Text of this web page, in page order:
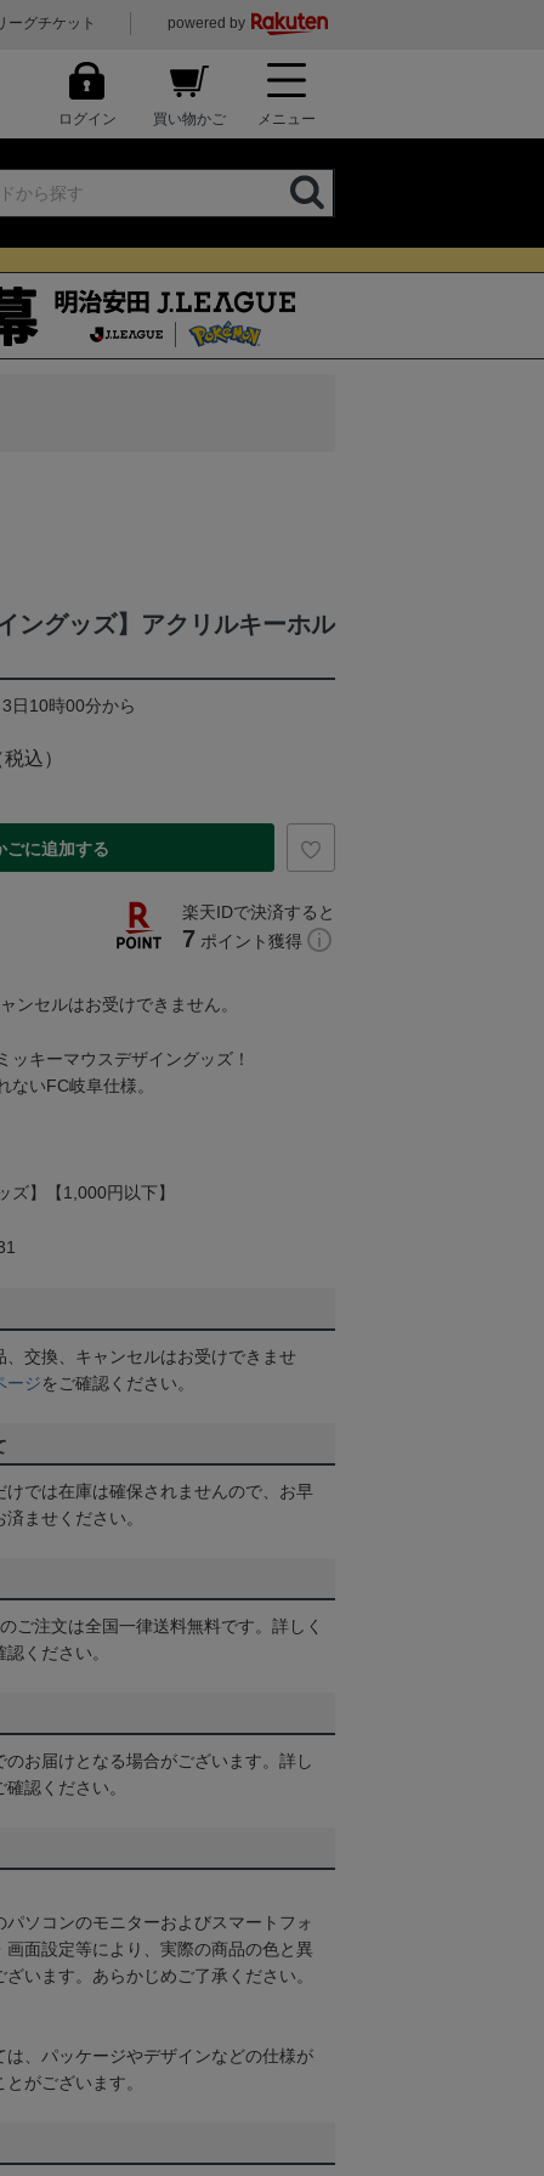
ーグチケット powered by
ログイン 買い物かご メニュー
ングッズ】アクリルキーホル
日10時00分から
込）
ごに追加する
楽天IDで決済すると
7 ポイント獲得
ンセルはお受けできません。
ッキーマウスデザイングッズ！
ないFC岐阜仕様。
ズ】【1,000円以下】
交換、キャンセルはお受けできませ
ージをご確認ください。
けでは在庫は確保されませんので、お早
ませください。
ご注文は全国一律送料無料です。詳しく
認ください。
お届けとなる場合がございます。詳し
確認ください。
ソコンのモニターおよびスマートフォ
画面設定等により、実際の商品の色と異
います。あらかじめご了承ください。
は、パッケージやデザインなどの仕様が
がございます。